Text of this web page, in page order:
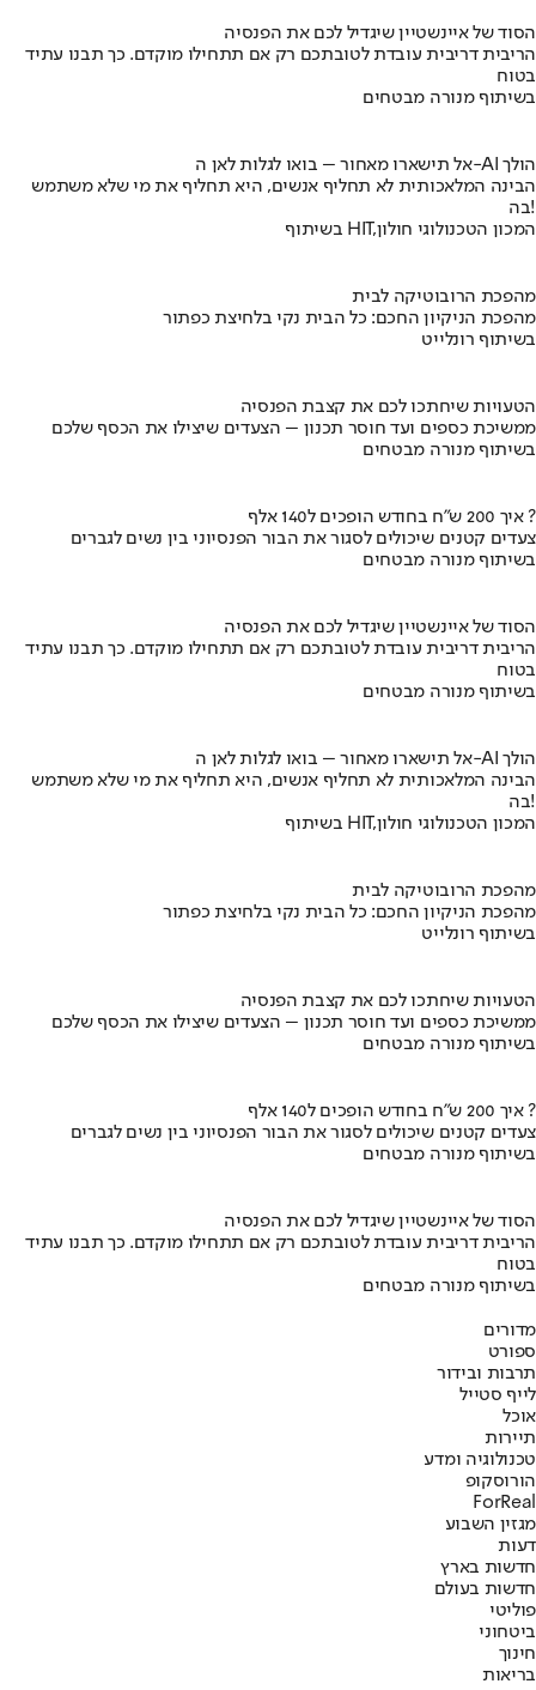
הסוד של איינשטיין שיגדיל לכם את הפנסיה
הריבית דריבית עובדת לטובתכם רק אם תתחילו מוקדם. כך תבנו עתיד
בטוח
בשיתוף מנורה מבטחים
אל תישארו מאחור – בואו לגלות לאן ה-AI הולך
הבינה המלאכותית לא תחליף אנשים, היא תחליף את מי שלא משתמש
בה!
בשיתוף HIT,המכון הטכנולוגי חולון
מהפכת הרובוטיקה לבית
מהפכת הניקיון החכם: כל הבית נקי בלחיצת כפתור
בשיתוף רונלייט
הטעויות שיחתכו לכם את קצבת הפנסיה
ממשיכת כספים ועד חוסר תכנון – הצעדים שיצילו את הכסף שלכם
בשיתוף מנורה מבטחים
איך 200 ש"ח בחודש הופכים ל140 אלף ?
צעדים קטנים שיכולים לסגור את הבור הפנסיוני בין נשים לגברים
בשיתוף מנורה מבטחים
הסוד של איינשטיין שיגדיל לכם את הפנסיה
הריבית דריבית עובדת לטובתכם רק אם תתחילו מוקדם. כך תבנו עתיד
בטוח
בשיתוף מנורה מבטחים
אל תישארו מאחור – בואו לגלות לאן ה-AI הולך
הבינה המלאכותית לא תחליף אנשים, היא תחליף את מי שלא משתמש
בה!
בשיתוף HIT,המכון הטכנולוגי חולון
מהפכת הרובוטיקה לבית
מהפכת הניקיון החכם: כל הבית נקי בלחיצת כפתור
בשיתוף רונלייט
הטעויות שיחתכו לכם את קצבת הפנסיה
ממשיכת כספים ועד חוסר תכנון – הצעדים שיצילו את הכסף שלכם
בשיתוף מנורה מבטחים
איך 200 ש"ח בחודש הופכים ל140 אלף ?
צעדים קטנים שיכולים לסגור את הבור הפנסיוני בין נשים לגברים
בשיתוף מנורה מבטחים
הסוד של איינשטיין שיגדיל לכם את הפנסיה
הריבית דריבית עובדת לטובתכם רק אם תתחילו מוקדם. כך תבנו עתיד
בטוח
בשיתוף מנורה מבטחים
מדורים
ספורט
תרבות ובידור
לייף סטייל
אוכל
תיירות
טכנולוגיה ומדע
הורוסקופ
ForReal
מגזין השבוע
דעות
חדשות בארץ
חדשות בעולם
פוליטי
ביטחוני
חינוך
בריאות